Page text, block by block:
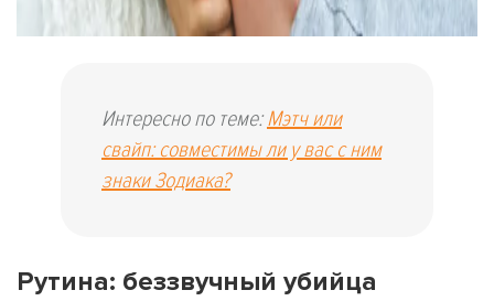
Интересно по теме: Мэтч или
свайп: совместимы ли у вас с ним
знаки Зодиака?
Рутина: беззвучный убийца